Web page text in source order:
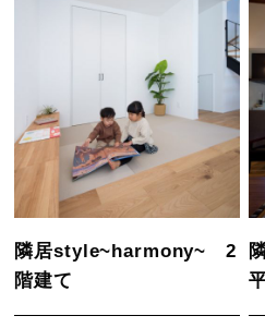
隣居style~harmony~ 2
階建て